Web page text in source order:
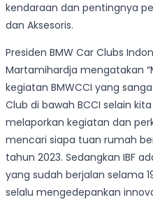
kendaraan dan pentingnya
dan Aksesoris.
Presiden BMW Car Clubs
Martamihardja mengatakan
kegiatan BMWCCI yang
Club di bawah BCCI selain
melaporkan kegiatan dan
mencari siapa tuan rumah
tahun 2023. Sedangkan IBF
yang sudah berjalan selama
selalu mengedepankan